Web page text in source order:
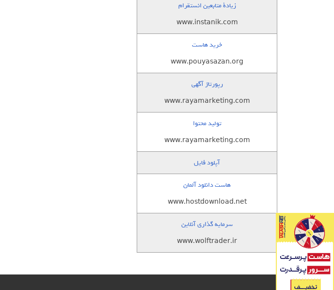
زيادة متابعين انستقرام
www.instanik.com
خرید هاست
www.pouyasazan.org
رپورتاژ آگهی
www.rayamarketing.com
تولید محتوا
www.rayamarketing.com
آپلود فایل
هاست دانلود آلمان
www.hostdownload.net
سرمایه گذاری آنلاین
www.wolftrader.ir